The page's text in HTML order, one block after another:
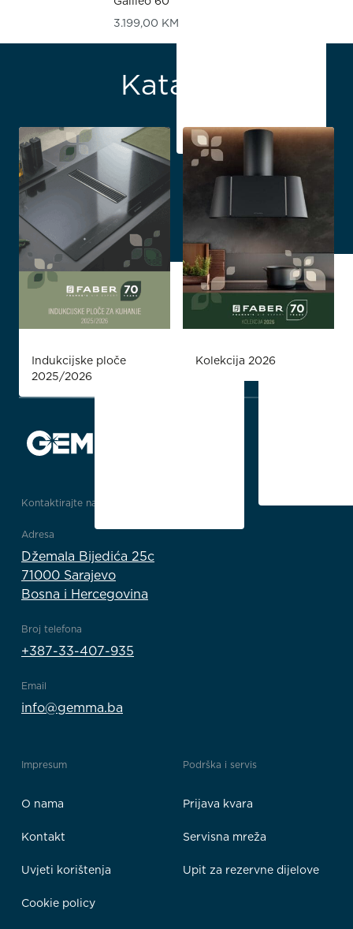
3.199,00 KM
Katalozi
Indukcijske ploče
2025/2026
Kolekcija 2026
Kontaktirajte nas
Adresa
Džemala Bijedića 25c
71000 Sarajevo
Bosna i Hercegovina
Broj telefona
+387-33-407-935
Email
info@gemma.ba
Impresum
O nama
Kontakt
Uvjeti korištenja
Cookie policy
Podrška i servis
Prijava kvara
Servisna mreža
Upit za rezervne dijelove